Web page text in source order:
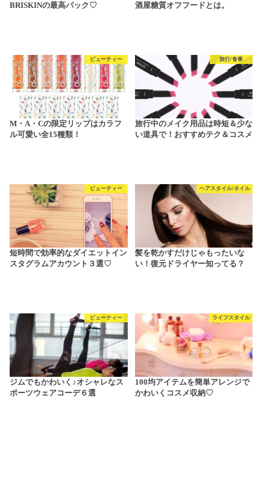
BRISKINの最高パック♡
酒屋糖質オフフードとは。
ビューティー
M・A・Cの限定リップはカラフ
ル可愛い全15種類！
旅行/食事
旅行中のメイク用品は時短＆少な
い道具で！おすすめテク＆コスメ
ビューティー
短時間で効率的なダイエットイン
スタグラムアカウント３選♡
ヘアスタイル/ネイル
髪を乾かすだけじゃもったいな
い！復元ドライヤー知ってる？
ビューティー
ジムでもかわいく♪オシャレなス
ポーツウェアコーデ６選
ライフスタイル
100均アイテムを簡単アレンジで
かわいくコスメ収納♡